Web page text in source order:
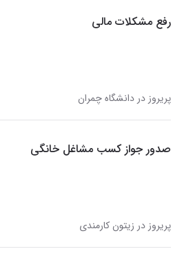
رفع مشکلات مالی
پریروز در دانشگاه چمران
صدور جواز کسب مشاغل خانگی
پریروز در زیتون کارمندی